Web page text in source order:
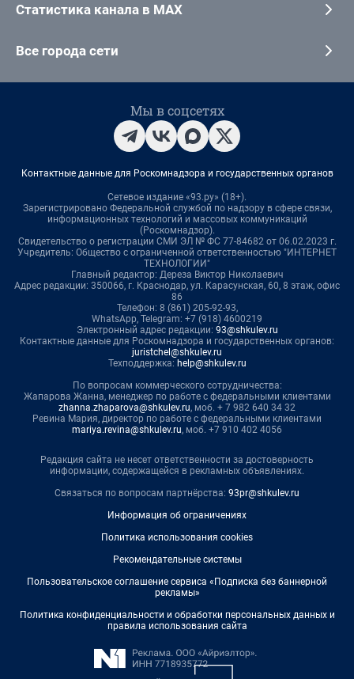
Статистика канала в MAX
Все города сети
Мы в соцсетях
Контактные данные для Роскомнадзора и государственных органов
Сетевое издание «93.ру» (18+).
Зарегистрировано Федеральной службой по надзору в сфере связи,
информационных технологий и массовых коммуникаций
(Роскомнадзор).
Свидетельство о регистрации СМИ ЭЛ № ФС 77-84682 от 06.02.2023 г.
Учредитель: Общество с ограниченной ответственностью "ИНТЕРНЕТ
ТЕХНОЛОГИИ"
Главный редактор: Дереза Виктор Николаевич
Адрес редакции: 350066, г. Краснодар, ул. Карасунская, 60, 8 этаж, офис
86
Телефон: 8 (861) 205-92-93,
WhatsApp, Telegram: +7 (918) 4600219
Электронный адрес редакции: 93@shkulev.ru
Контактные данные для Роскомнадзора и государственных органов:
juristchel@shkulev.ru
Техподдержка: help@shkulev.ru
По вопросам коммерческого сотрудничества:
Жапарова Жанна, менеджер по работе с федеральными клиентами
zhanna.zhaparova@shkulev.ru, моб. + 7 982 640 34 32
Ревина Мария, директор по работе с федеральными клиентами
mariya.revina@shkulev.ru, моб. +7 910 402 4056
Редакция сайта не несет ответственности за достоверность
информации, содержащейся в рекламных объявлениях.
Связаться по вопросам партнёрства: 93pr@shkulev.ru
Информация об ограничениях
Политика использования cookies
Рекомендательные системы
Пользовательское соглашение сервиса «Подписка без баннерной
рекламы»
Политика конфиденциальности и обработки персональных данных и
правила использования сайта